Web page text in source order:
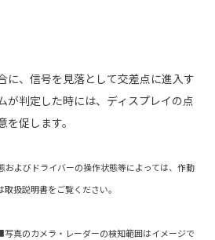
に、信号を見落として交差点に進入す
が判定した時には、ディスプレイの点
促します。
よびドライバーの操作状態等によっては、作動
扱説明書をご覧ください。
真のカメラ・レーダーの検知範囲はイメージで